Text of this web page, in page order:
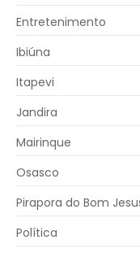
Entretenimento
Ibiúna
Itapevi
Jandira
Mairinque
Osasco
Pirapora do Bom
Política